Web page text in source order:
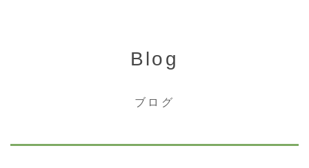
店舗案内
Blog
ブログ